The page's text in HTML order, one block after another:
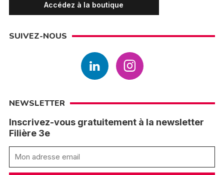
Accédez à la boutique
SUIVEZ-NOUS
NEWSLETTER
Inscrivez-vous gratuitement à la newsletter
Filière 3e